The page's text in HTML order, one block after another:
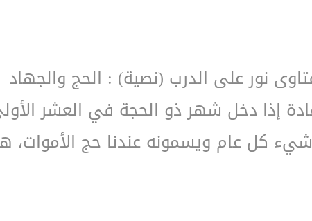
نور على الدرب (نصية) : الحج والجهاد
إذا دخل شهر ذو الحجة في العشر
شيء كل عام ويسمونه عندنا حج